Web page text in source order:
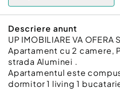
Descriere anunt
UP IMOBILIARE VA OFERA
Apartament cu 2 camere,
strada Aluminei .
Apartamentul este
dormitor 1 living 1